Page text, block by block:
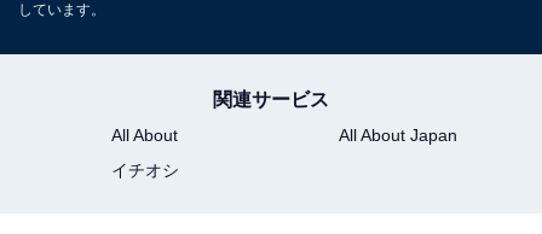
しています。
関連サービス
All About
All About Japan
イチオシ